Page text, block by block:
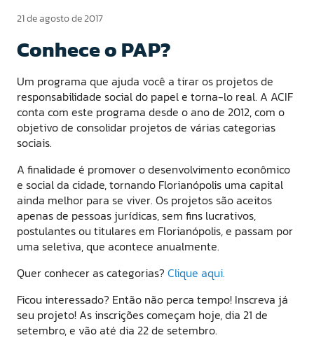
21 de agosto de 2017
Conhece o PAP?
Um programa que ajuda você a tirar os projetos de
responsabilidade social do papel e torna-lo real. A ACIF
conta com este programa desde o ano de 2012, com o
objetivo de consolidar projetos de várias categorias
sociais.
A finalidade é promover o desenvolvimento econômico
e social da cidade, tornando Florianópolis uma capital
ainda melhor para se viver. Os projetos são aceitos
apenas de pessoas jurídicas, sem fins lucrativos,
postulantes ou titulares em Florianópolis, e passam por
uma seletiva, que acontece anualmente.
Quer conhecer as categorias? Clique aqui.
Ficou interessado? Então não perca tempo! Inscreva já
seu projeto! As inscrições começam hoje, dia 21 de
setembro, e vão até dia 22 de setembro.